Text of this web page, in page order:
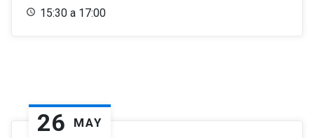
15:30 a 17:00
26 MAY